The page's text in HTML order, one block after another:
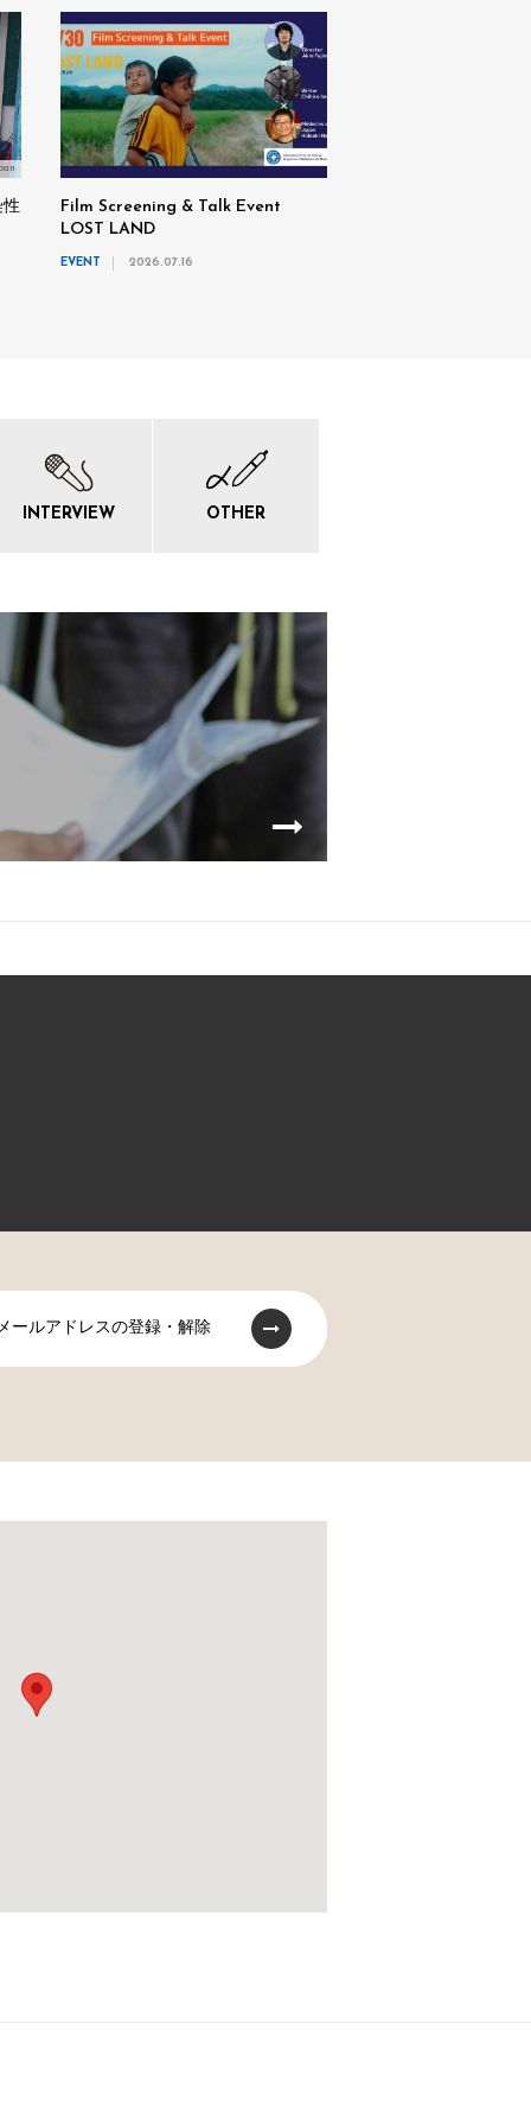
性
Film Screening & Talk Event
LOST LAND
EVENT 2026.07.16
INTERVIEW OTHER
メールアドレスの登録・解除